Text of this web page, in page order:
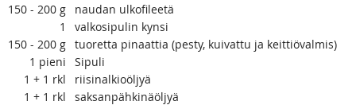
150 - 200 g
naudan ulkofileetä
1
valkosipulin kynsi
150 - 200 g tuoretta pinaattia (pesty, kuivattu ja keittiövalmis)
1 pieni
Sipuli
1 + 1 rkl
riisinalkioöljyä
1 + 1 rkl
saksanpähkinäöljyä